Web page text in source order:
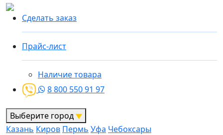
Сделать заказ
Прайс-лист
Наличие товара
8 800 550 91 97
Выберите город
Казань Киров Пермь Уфа Чебоксары